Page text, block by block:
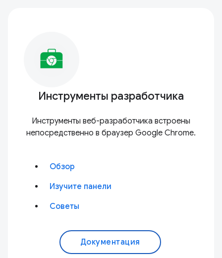
Инструменты разработчика
Инструменты веб-разработчика встроены
непосредственно в браузер Google Chrome.
Обзор
Изучите панели
Советы
Документация